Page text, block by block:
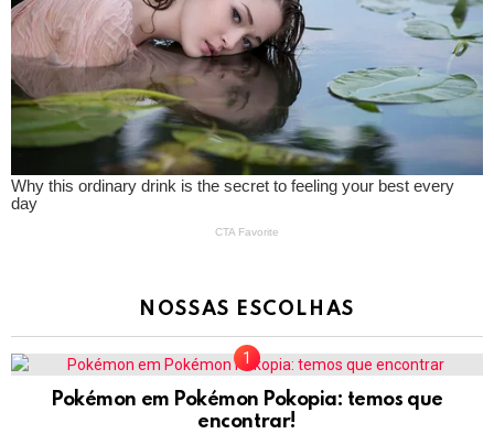
NOSSAS ESCOLHAS
Pokémon em Pokémon Pokopia: temos que
encontrar!